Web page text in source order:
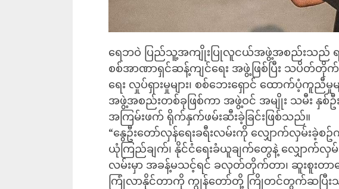
ရေဘဝဲ ပြည်သူ့အကျိုးပြုလူငယ်အဖွဲ့အစည်းသည်
စစ်အာဏာရှင်ဆန့်ကျင်ရေး အဖွဲ့ဖြစ်ပြီး သပိတ်တိုက်
ရေး လှုပ်ရှားမှုများ၊ စစ်ဘေးရှောင် ထောက်ပံ့ကူ
အဖွဲ့အစည်းတစ်ခုဖြစ်ကာ အဖွဲ့ဝင် အမျိုး သမီး နှ
အကြမ်းဖက် ရိုက်နှက်ဖမ်းဆီးခဲ့ခြင်းဖြစ်သည်။
“နွေဦးတော်လှန်ရေးခရီးလမ်းကို လျှောက်လှမ်းခဲ့
ယုံကြည်ချက်၊ နိုင်ငံရေးခံယူချက်တွေနဲ့ လျှောက်လှမ်
လမ်းမှာ အခန့်မသင့်ရင် ခလုတ်တိုက်တာ၊ ဆူးစူးတ
ကြုံလာနိုင်တာကို ကျွန်တော်တို့ ကြိုတင်တွက်ဆပြီးသ